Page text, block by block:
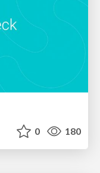
0 180